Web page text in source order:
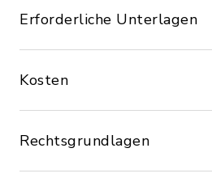
Erforderliche Unterlagen
Kosten
Rechtsgrundlagen